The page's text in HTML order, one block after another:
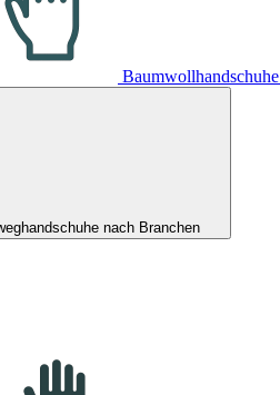
Baumwollhandschuhe
nach Branchen